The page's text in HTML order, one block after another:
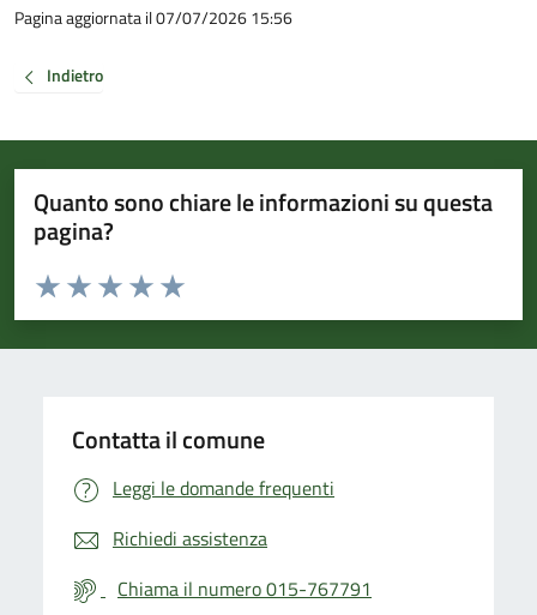
Pagina aggiornata il 07/07/2026 15:56
Indietro
Quanto sono chiare le informazioni su questa
pagina?
Valuta da 1 a 5 stelle la pagina
Valuta 5 stelle su 5
Valuta 4 stelle su 5
Valuta 3 stelle su 5
Valuta 2 stelle su 5
Valuta 1 stelle su 5
Contatta il comune
Leggi le domande frequenti
Richiedi assistenza
Chiama il numero 015-767791